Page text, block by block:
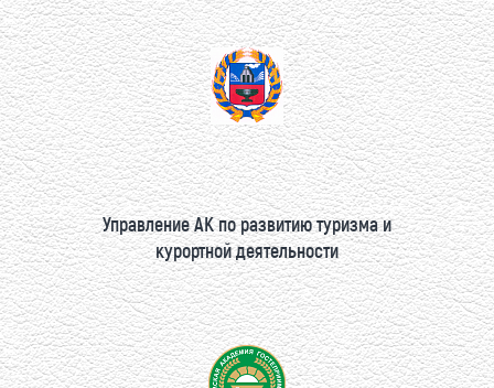
Управление АК по развитию туризма и
курортной деятельности